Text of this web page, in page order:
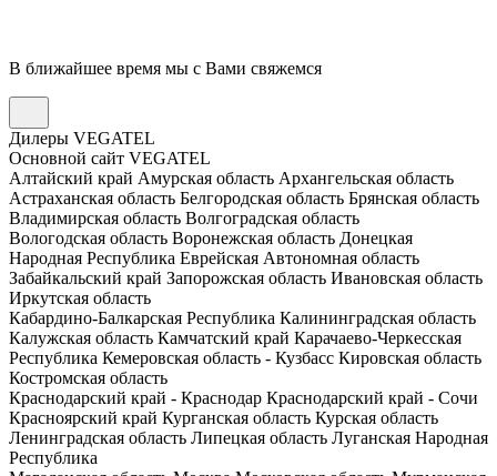
В ближайшее время мы с Вами свяжемся
Дилеры VEGATEL
Основной сайт VEGATEL
Алтайский край Амурская область Архангельская область
Астраханская область Белгородская область Брянская область
Владимирская область Волгоградская область
Вологодская область Воронежская область Донецкая
Народная Республика Еврейская Автономная область
Забайкальский край Запорожская область Ивановская область
Иркутская область
Кабардино-Балкарская Республика Калининградская область
Калужская область Камчатский край Карачаево-Черкесская
Республика Кемеровская область - Кузбасс Кировская область
Костромская область
Краснодарский край - Краснодар Краснодарский край - Сочи
Красноярский край Курганская область Курская область
Ленинградская область Липецкая область Луганская Народная
Республика